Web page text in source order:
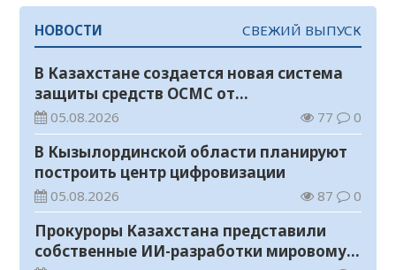
НОВОСТИ СВЕЖИЙ ВЫПУСК
В Казахстане создается новая система
защиты средств ОСМС от
необоснованных выплат
05.08.2026 77 0
В Кызылординской области планируют
построить центр цифровизации
05.08.2026 87 0
Прокуроры Казахстана представили
собственные ИИ-разработки мировому